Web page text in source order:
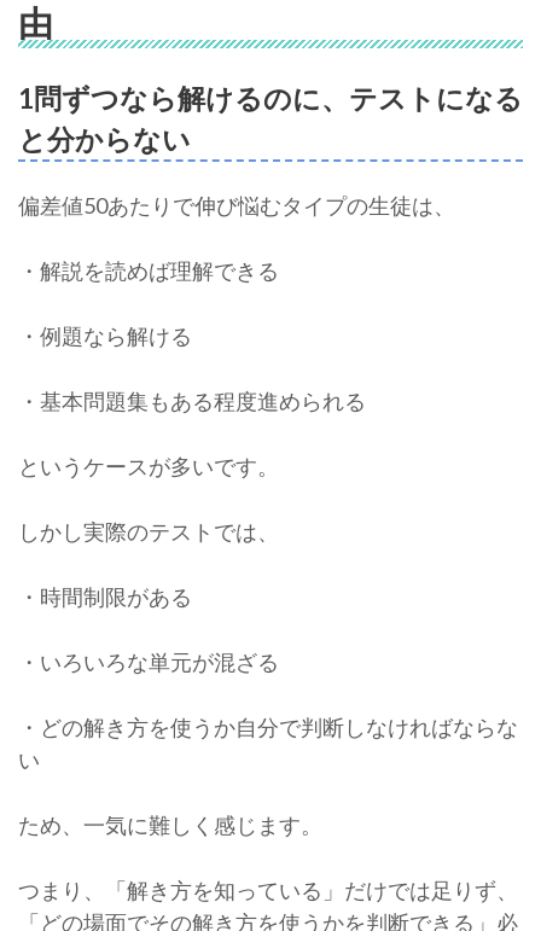
由
1問ずつなら解けるのに、テストになる
と分からない
偏差値50あたりで伸び悩むタイプの生徒は、
・解説を読めば理解できる
・例題なら解ける
・基本問題集もある程度進められる
というケースが多いです。
しかし実際のテストでは、
・時間制限がある
・いろいろな単元が混ざる
・どの解き方を使うか自分で判断しなければならな
い
ため、一気に難しく感じます。
つまり、「解き方を知っている」だけでは足りず、
「どの場面でその解き方を使うかを判断できる」必